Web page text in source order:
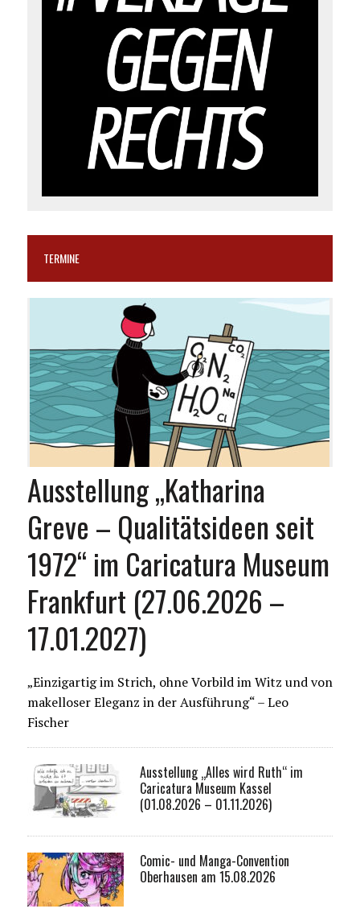
TERMINE
Ausstellung „Katharina
Greve – Qualitätsideen seit
1972“ im Caricatura Museum
Frankfurt (27.06.2026 –
17.01.2027)
„Einzigartig im Strich, ohne Vorbild im Witz und von
makelloser Eleganz in der Ausführung“ – Leo
Fischer
Ausstellung „Alles wird Ruth“ im
Caricatura Museum Kassel
(01.08.2026 – 01.11.2026)
Comic- und Manga-Convention
Oberhausen am 15.08.2026